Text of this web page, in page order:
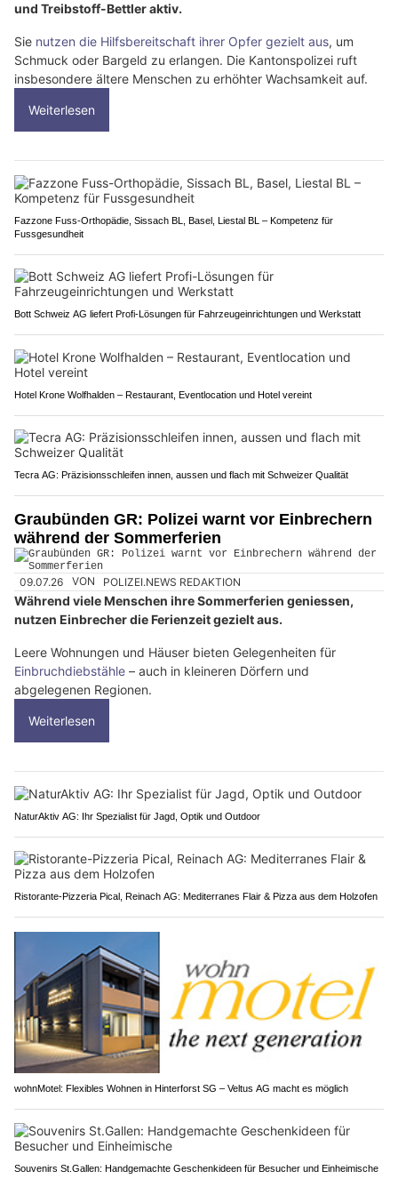
und Treibstoff-Bettler aktiv.
Sie nutzen die Hilfsbereitschaft ihrer Opfer gezielt aus, um
Schmuck oder Bargeld zu erlangen. Die Kantonspolizei ruft
insbesondere ältere Menschen zu erhöhter Wachsamkeit auf.
Weiterlesen
Fazzone Fuss-Orthopädie, Sissach BL, Basel, Liestal BL – Kompetenz für
Fussgesundheit
Bott Schweiz AG liefert Profi-Lösungen für Fahrzeugeinrichtungen und Werkstatt
Hotel Krone Wolfhalden – Restaurant, Eventlocation und Hotel vereint
Tecra AG: Präzisionsschleifen innen, aussen und flach mit Schweizer Qualität
Graubünden GR: Polizei warnt vor Einbrechern
während der Sommerferien
09.07.26 VON POLIZEI.NEWS REDAKTION
Während viele Menschen ihre Sommerferien geniessen,
nutzen Einbrecher die Ferienzeit gezielt aus.
Leere Wohnungen und Häuser bieten Gelegenheiten für
Einbruchdiebstähle – auch in kleineren Dörfern und
abgelegenen Regionen.
Weiterlesen
NaturAktiv AG: Ihr Spezialist für Jagd, Optik und Outdoor
Ristorante-Pizzeria Pical, Reinach AG: Mediterranes Flair & Pizza aus dem Holzofen
wohnMotel: Flexibles Wohnen in Hinterforst SG – Veltus AG macht es möglich
Souvenirs St.Gallen: Handgemachte Geschenkideen für Besucher und Einheimische